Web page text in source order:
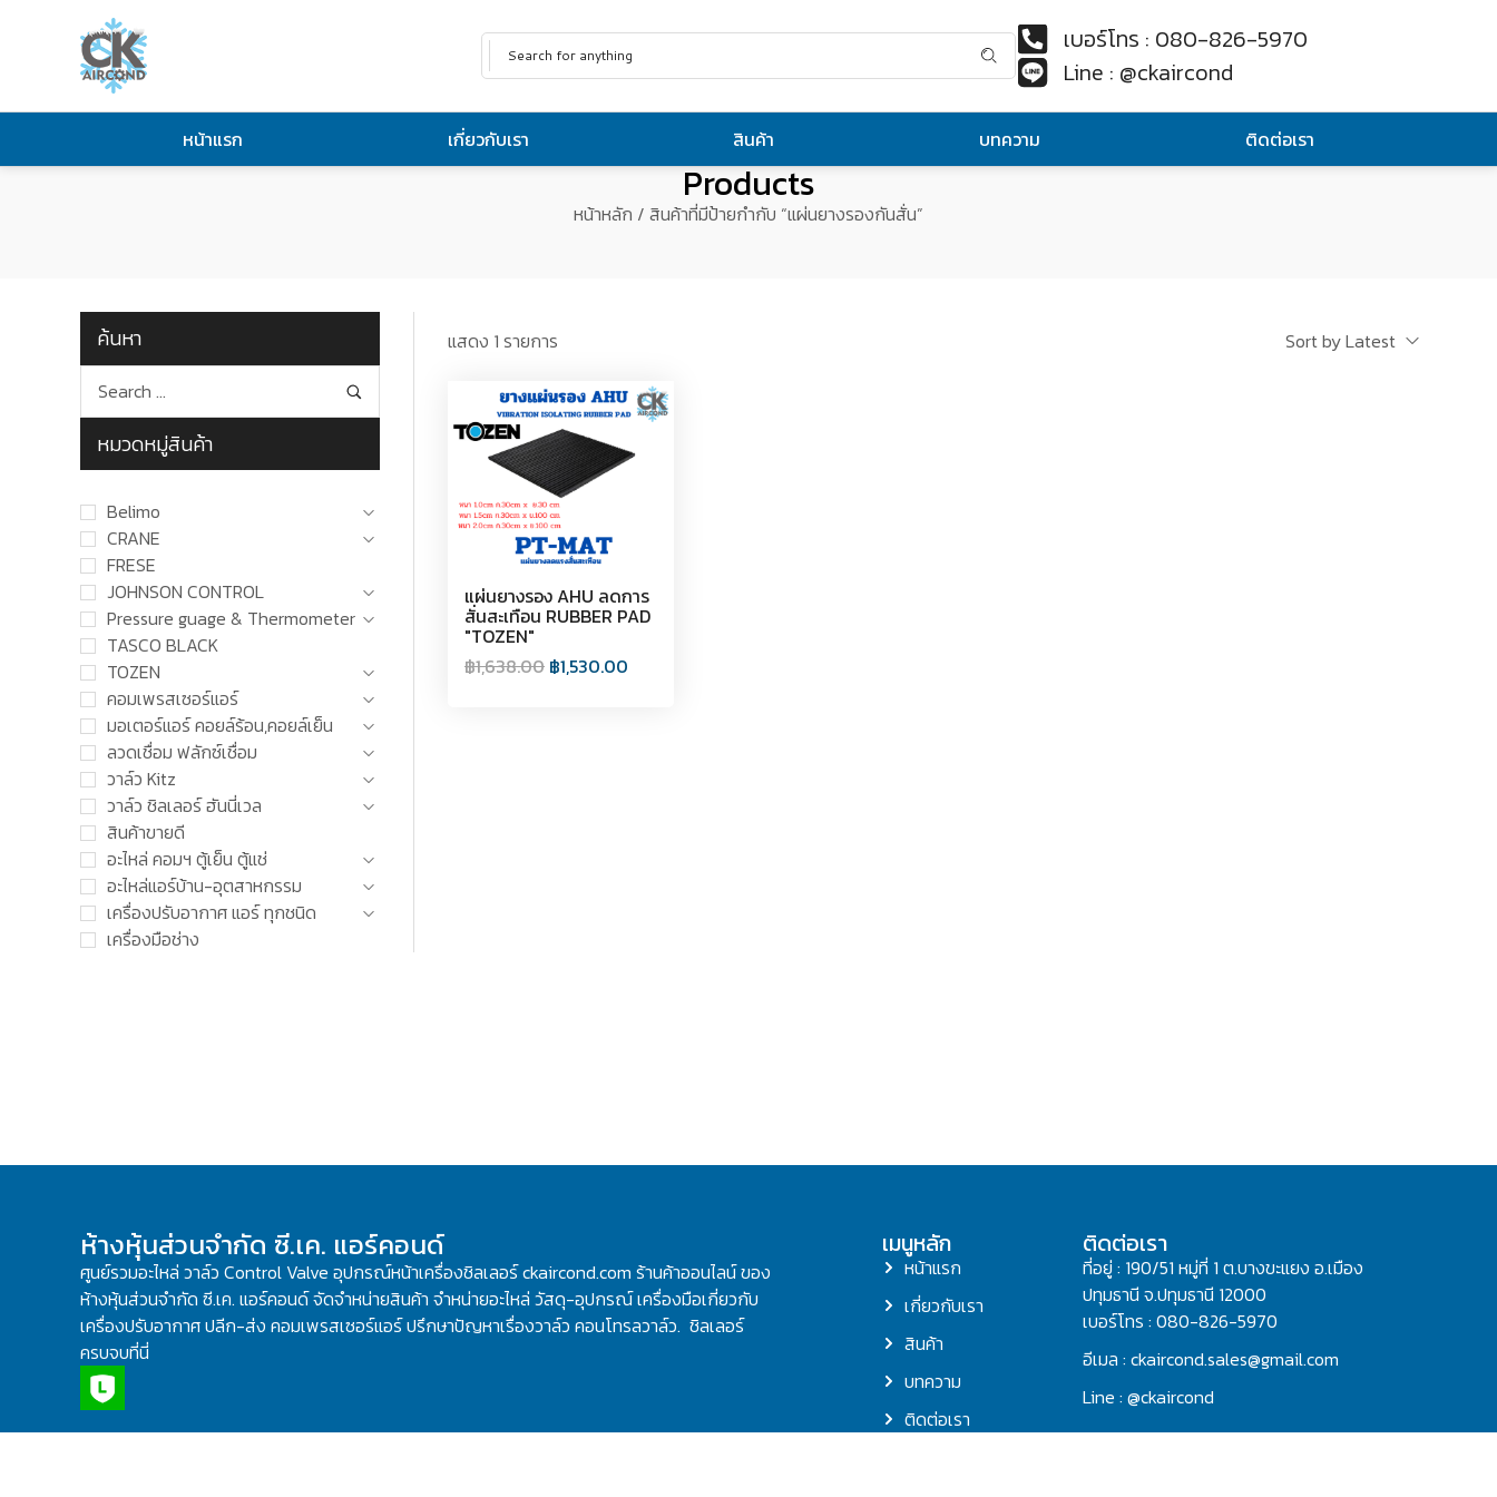
เบอร์โทร : 080-826-5970
Line : @ckaircond
หน้าแรก เกี่ยวกับเรา สินค้า บทความ ติดต่อเรา
Products
หน้าหลัก / สินค้าที่มีป้ายกำกับ “แผ่นยางรองกันสั่น”
ค้นหา
หมวดหมู่สินค้า
Belimo
CRANE
FRESE
JOHNSON CONTROL
Pressure guage & Thermometer
TASCO BLACK
TOZEN
คอมเพรสเซอร์แอร์
มอเตอร์แอร์ คอยล์ร้อน,คอยล์เย็น
ลวดเชื่อม ฟลักซ์เชื่อม
วาล์ว Kitz
วาล์ว ชิลเลอร์ ฮันนี่เวล
สินค้าขายดี
อะไหล่ คอมฯ ตู้เย็น ตู้แช่
อะไหล่แอร์บ้าน-อุตสาหกรรม
เครื่องปรับอากาศ แอร์ ทุกชนิด
เครื่องมือช่าง
แสดง 1 รายการ Sort by Latest
แผ่นยางรอง AHU ลดการ
สั่นสะเทือน RUBBER PAD
"TOZEN"
฿1,638.00 ฿1,530.00
ห้างหุ้นส่วนจำกัด ซี.เค. แอร์คอนด์
ศูนย์รวมอะไหล่ วาล์ว Control Valve อุปกรณ์หน้าเครื่องชิลเลอร์ ckaircond.com ร้านค้าออนไลน์ ของ
ห้างหุ้นส่วนจำกัด ซี.เค. แอร์คอนด์ จัดจำหน่ายสินค้า จำหน่ายอะไหล่ วัสดุ-อุปกรณ์ เครื่องมือเกี่ยวกับ
เครื่องปรับอากาศ ปลีก-ส่ง คอมเพรสเซอร์แอร์ ปรึกษาปัญหาเรื่องวาล์ว คอนโทรลวาล์ว. ชิลเลอร์
ครบจบที่นี่
เมนูหลัก
หน้าแรก
เกี่ยวกับเรา
สินค้า
บทความ
ติดต่อเรา
ติดต่อเรา
ที่อยู่ : 190/51 หมู่ที่ 1 ต.บางขะแยง อ.เมือง
ปทุมธานี จ.ปทุมธานี 12000
เบอร์โทร : 080-826-5970
อีเมล : ckaircond.sales@gmail.com
Line : @ckaircond